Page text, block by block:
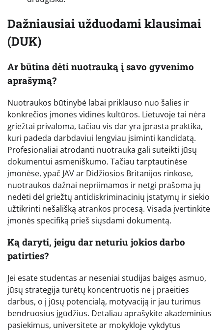
Dažniausiai užduodami klausimai
(DUK)
Ar būtina dėti nuotrauką į savo gyvenimo
aprašymą?
Nuotraukos būtinybė labai priklauso nuo šalies ir
konkrečios įmonės vidinės kultūros. Lietuvoje tai nėra
griežtai privaloma, tačiau vis dar yra įprasta praktika,
kuri padeda darbdaviui lengviau įsiminti kandidatą.
Profesionaliai atrodanti nuotrauka gali suteikti jūsų
dokumentui asmeniškumo. Tačiau tarptautinėse
įmonėse, ypač JAV ar Didžiosios Britanijos rinkose,
nuotraukos dažnai nepriimamos ir netgi prašoma jų
nedėti dėl griežtų antidiskriminacinių įstatymų ir siekio
užtikrinti nešališką atrankos procesą. Visada įvertinkite
įmonės specifiką prieš siųsdami dokumentą.
Ką daryti, jeigu dar neturiu jokios darbo
patirties?
Jei esate studentas ar neseniai studijas baigęs asmuo,
jūsų strategija turėtų koncentruotis ne į praeities
darbus, o į jūsų potencialą, motyvaciją ir jau turimus
bendruosius įgūdžius. Detaliau aprašykite akademinius
pasiekimus, universitete ar mokykloje vykdytus